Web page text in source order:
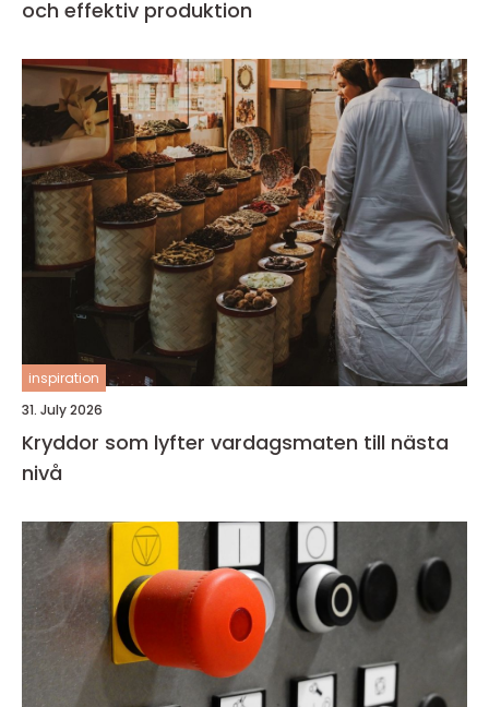
och effektiv produktion
inspiration
31. July 2026
Kryddor som lyfter vardagsmaten till nästa
nivå